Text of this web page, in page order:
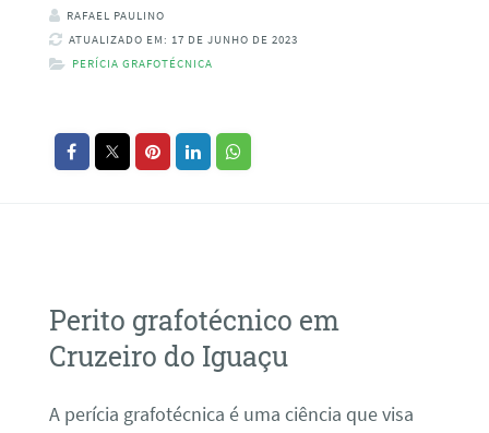
RAFAEL PAULINO
ATUALIZADO EM: 17 DE JUNHO DE 2023
PERÍCIA GRAFOTÉCNICA
Perito grafotécnico em
Cruzeiro do Iguaçu
A perícia grafotécnica é uma ciência que visa